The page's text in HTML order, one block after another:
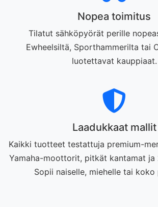
Nopea toimitus
Tilatut sähköpyörät perille
Ewheelsiltä, Sporthammerilta tai
luotettavat kauppiaat.
Laadukkaat mallit
Kaikki tuotteet testattuja premium-
Yamaha-moottorit, pitkät kantamat ja
Sopii naiselle, miehelle tai koko